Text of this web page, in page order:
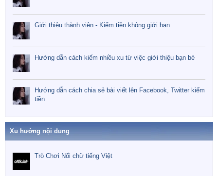
Giới thiệu thành viên - Kiếm tiền không giới hạn
Hướng dẫn cách kiếm nhiều xu từ việc giới thiệu bạn bè
Hướng dẫn cách chia sẻ bài viết lên Facebook, Twitter kiếm
tiền
Xu hướng nội dung
Trò Chơi Nối chữ tiếng Việt